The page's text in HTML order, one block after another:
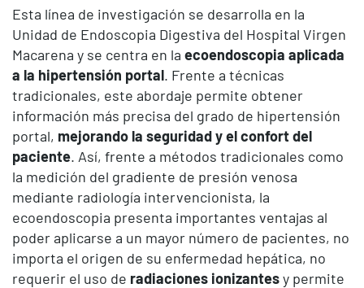
Esta línea de investigación se desarrolla en la
Unidad de Endoscopia Digestiva del Hospital Virgen
Macarena y se centra en la ecoendoscopia aplicada
a la hipertensión portal. Frente a técnicas
tradicionales, este abordaje permite obtener
información más precisa del grado de hipertensión
portal, mejorando la seguridad y el confort del
paciente. Así, frente a métodos tradicionales como
la medición del gradiente de presión venosa
mediante radiología intervencionista, la
ecoendoscopia presenta importantes ventajas al
poder aplicarse a un mayor número de pacientes, no
importa el origen de su enfermedad hepática, no
requerir el uso de radiaciones ionizantesy permite